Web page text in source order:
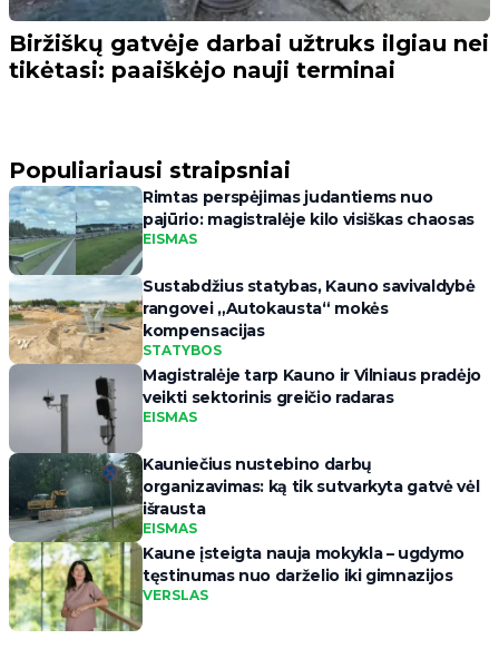
Biržiškų gatvėje darbai užtruks ilgiau nei
tikėtasi: paaiškėjo nauji terminai
Populiariausi straipsniai
Rimtas perspėjimas judantiems nuo
pajūrio: magistralėje kilo visiškas chaosas
EISMAS
Sustabdžius statybas, Kauno savivaldybė
rangovei „Autokausta“ mokės
kompensacijas
STATYBOS
Magistralėje tarp Kauno ir Vilniaus pradėjo
veikti sektorinis greičio radaras
EISMAS
Kauniečius nustebino darbų
organizavimas: ką tik sutvarkyta gatvė vėl
išrausta
EISMAS
Kaune įsteigta nauja mokykla – ugdymo
tęstinumas nuo darželio iki gimnazijos
VERSLAS